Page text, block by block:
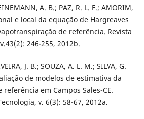
A. B.; PAZ, R. L. F.; AMORIM,
e local da equação de Hargreaves
de referência. Revista
246-255, 2012b.
J. B.; SOUZA, A. L. M.; SILVA, G.
de modelos de estimativa da
em Campos Sales-CE.
v. 6(3): 58-67, 2012a.